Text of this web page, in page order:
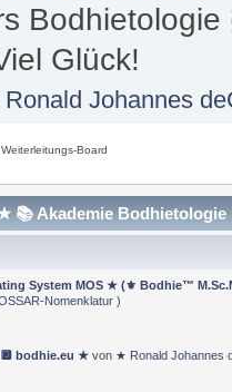
Glück!
Johannes
Weiterleitungs-Board
📚 Akademie
System MOS ★ (⚜ Bodhie™
Nomenklatur)
bodhie.eu ★ von ★ Ronald Johannes